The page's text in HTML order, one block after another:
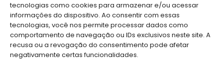
tecnologias como cookies para armazenar e/ou acessar
informações do dispositivo. Ao consentir com essas
tecnologias, você nos permite processar dados como
comportamento de navegação ou IDs exclusivos neste site. A
recusa ou a revogação do consentimento pode afetar
negativamente certas funcionalidades.
CAMPANHAS
SERVIÇOS
FILIADAS